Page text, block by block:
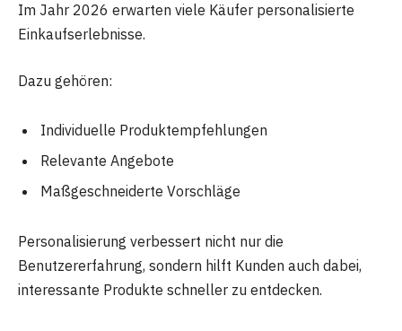
Im Jahr 2026 erwarten viele Käufer personalisierte
Einkaufserlebnisse.
Dazu gehören:
Individuelle Produktempfehlungen
Relevante Angebote
Maßgeschneiderte Vorschläge
Personalisierung verbessert nicht nur die
Benutzererfahrung, sondern hilft Kunden auch dabei,
interessante Produkte schneller zu entdecken.